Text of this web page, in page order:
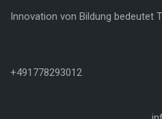
Innovation von Bildung bedeutet
+491778293012